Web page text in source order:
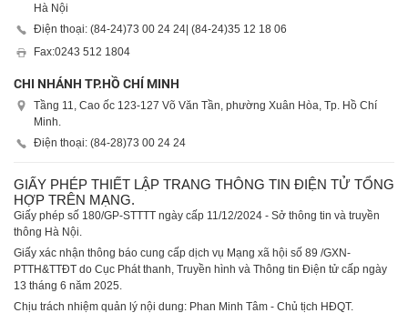
Hà Nội
Điện thoại: (84-24)73 00 24 24 | (84-24)35 12 18 06
Fax:0243 512 1804
CHI NHÁNH TP.HỒ CHÍ MINH
Tầng 11, Cao ốc 123-127 Võ Văn Tần, phường Xuân Hòa, Tp. Hồ Chí
Minh.
Điện thoại: (84-28)73 00 24 24
GIẤY PHÉP THIẾT LẬP TRANG THÔNG TIN ĐIỆN TỬ TỔNG
HỢP TRÊN MẠNG.
Giấy phép số 180/GP-STTTT ngày cấp 11/12/2024 - Sở thông tin và truyền
thông Hà Nội.
Giấy xác nhận thông báo cung cấp dịch vụ Mạng xã hội số 89 /GXN-
PTTH&TTĐT do Cục Phát thanh, Truyền hình và Thông tin Điện tử cấp ngày
13 tháng 6 năm 2025.
Chịu trách nhiệm quản lý nội dung: Phan Minh Tâm - Chủ tịch HĐQT.